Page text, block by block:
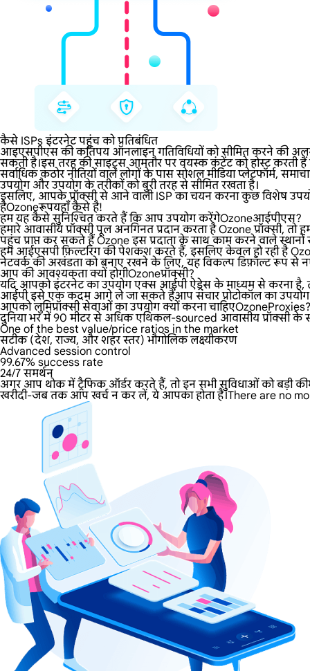
कैसे ISPs इंटरनेट पहुंच को प्रतिबंधित
आइएसपीएस की कतिपय ऑनलाइन गतिविधियों को सीमित करने की
सकती है।इस तरह की साइट्स आमतौर पर वयस्क कंटेंट को होस्ट करती
सर्वाधिक कठोर नीतियों वाले लोगों के पास सोशल मीडिया प्लेटफॉर्म,
उपयोग और उपयोग के तरीकों को बुरी तरह से सीमित रखता है।
इसलिए, आपके प्रॉक्सी से आने वाली ISP का चयन करना कुछ विशेष
हैOzoneरूपयहाँ कैसे है!
हम यह कैसे सुनिश्चित करते हैं कि आप उपयोग करेंगेOzoneआईपीएस?
हमारे आवासीय प्रॉक्सी पूल अनगिनत प्रदान करता है Ozone प्रॉक्सी,
पहुंच प्राप्त कर सकते हैं Ozone इस प्रदाता के साथ काम करने वाले स्थानों से
हम आईएसपी फ़िल्टरिंग की पेशकश करते हैं, इसलिए केवल हो रही है
नेटवर्क की अखंडता को बनाए रखने के लिए, यह विकल्प डिफ़ॉल्ट रूप से
आप की आवश्यकता क्यों होगीOzoneप्रॉक्सी?
यदि आपको इंटरनेट का उपयोग एक्स आईपी ऐड्रेस के माध्यम से करना है,
आईपी इसे एक कदम आगे ले जा सकते हैंआप संचार प्रोटोकॉल का उपयोग
आपको लुमिप्रॉक्सी सेवाओं का उपयोग क्यों करना चाहिएOzoneProxies?
दुनिया भर में 90 मीटर से अधिक एथिकल-sourced आवासीय प्रॉक्सी के
One of the best value/price ratios in the market
सटीक (देश, राज्य, और शहर स्तर) भौगोलिक लक्ष्यीकरण
Advanced session control
99.67% success rate
24/7 समर्थन
अगर आप थोक में ट्रैफिक ऑर्डर करते हैं, तो इन सभी सुविधाओं को बड़ी
खरीदी-जब तक आप खर्च न कर लें, ये आपका होता है।There are no